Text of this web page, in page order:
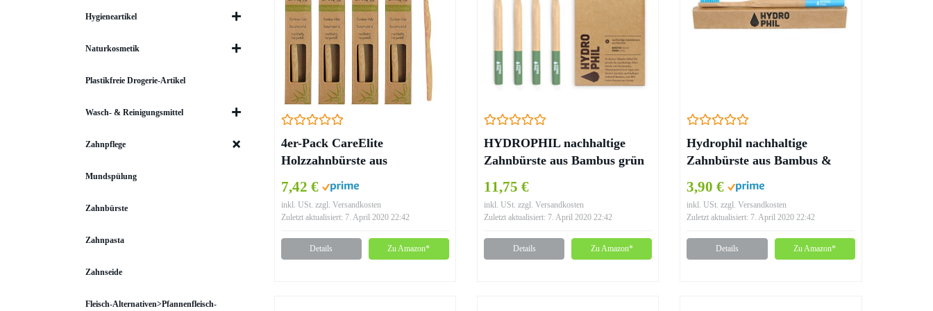
4er-Pack CareElite
Holzzahnbürste aus
nachhaltigem Bambus-Holz –
BPA-frei
7,42 €
inkl. USt. zzgl. Versandkosten
Zuletzt aktualisiert: 7. April 2020 22:42
Details Zu Amazon*
HYDROPHIL nachhaltige
Zahnbürste aus Bambus grün
11,75 €
inkl. USt. zzgl. Versandkosten
Zuletzt aktualisiert: 7. April 2020 22:42
Details Zu Amazon*
Hydrophil nachhaltige
Zahnbürste aus Bambus &
BPA-freiem Nylon – BLAU,
medium
3,90 €
inkl. USt. zzgl. Versandkosten
Zuletzt aktualisiert: 7. April 2020 22:42
Details Zu Amazon*
Hygieneartikel
Naturkosmetik
Plastikfreie Drogerie-Artikel
Wasch- & Reinigungsmittel
Zahnpflege
Mundspülung
Zahnbürste
Zahnpasta
Zahnseide
Fleisch-Alternativen>Pfannenfleisch-